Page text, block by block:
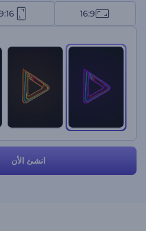
لمساعدتك في الحصول على نتائج تسويق أفضل
والترويج للعلامة التجارية والإعلانات التجارية
16:9
انشئ الأن